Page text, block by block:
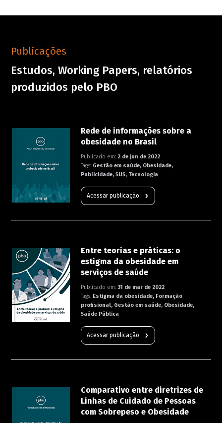
Publicações
Estudos, Working Papers, relatórios
produzidos pelo PBO
Rede de informações sobre a
obesidade no Brasil
Publicado em: 2 de jun de 2022
Tags: Gestão em saúde, Obesidade,
Publicidade, SUS, Tecnologia
Acessar publicação
Entre teorias e práticas: o
estigma da obesidade em
serviços de saúde
Publicado em:31 de mar de 2022
Tags: Estigma da obesidade, Formação
profissional, Gestão em saúde, Obesidade,
Saúde Pública
Acessar publicação
Comparativo entre diretrizes de
Linhas de Cuidado de Pessoas
com Sobrepeso e Obesidade